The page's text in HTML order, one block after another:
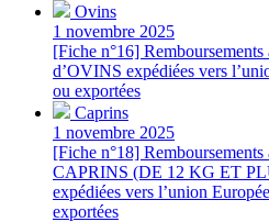
Ovins
1 novembre 2025
[Fiche n°16] Remboursements
d’OVINS expédiées vers
ou exportées
Caprins
1 novembre 2025
[Fiche n°18]
CAPRINS (DE 12 KG ET
expédiées vers l’union
exportées